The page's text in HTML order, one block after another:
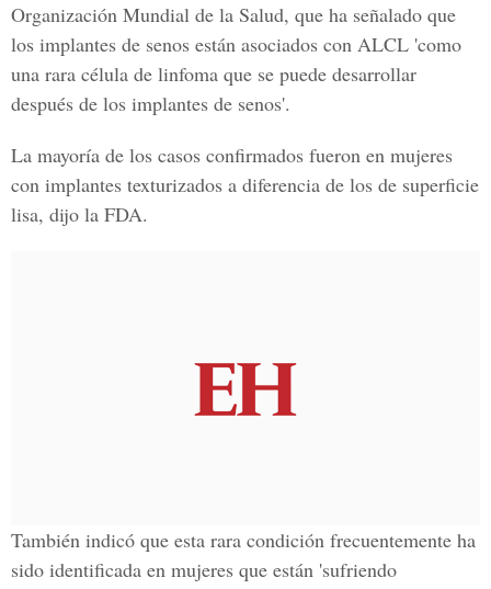
Organización Mundial de la Salud, que ha señalado que
los implantes de senos están asociados con ALCL 'como
una rara célula de linfoma que se puede desarrollar
después de los implantes de senos'.
La mayoría de los casos confirmados fueron en mujeres
con implantes texturizados a diferencia de los de superficie
lisa, dijo la FDA.
También indicó que esta rara condición frecuentemente ha
sido identificada en mujeres que están 'sufriendo